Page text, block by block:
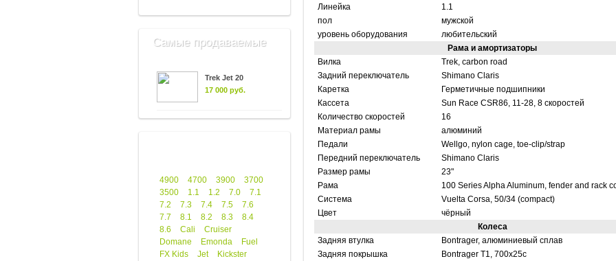
Самые продаваемые
Trek Jet 20
17 000 руб.
4900 4700 3900
3700
3500
1.1 1.2 7.0
7.1
7.2
7.3 7.4 7.5
7.6
7.7
8.1 8.2 8.3
8.4
8.6
Cali
Cruiser
Domane
Emonda
Fuel
FX Kids
Jet
Kickster
Линейка
1.1
пол
мужской
уровень оборудования
любительский
Рама и амортизаторы
Вилка
Trek, carbon road
Задний переключатель
Shimano Claris
Каретка
Герметичные подшипники
Кассета
Sun Race CSR86, 11-28, 8 скоростей
Количество скоростей
16
Материал рамы
алюминий
Педали
Wellgo, nylon cage, toe-clip/strap
Передний переключатель
Shimano Claris
Размер рамы
23"
Рама
100 Series Alpha Aluminum, fender and rack
Система
Vuelta Corsa, 50/34 (compact)
Цвет
чёрный
Колеса
Задняя втулка
Bontrager, алюминиевый сплав
Задняя покрышка
Bontrager T1, 700x25c